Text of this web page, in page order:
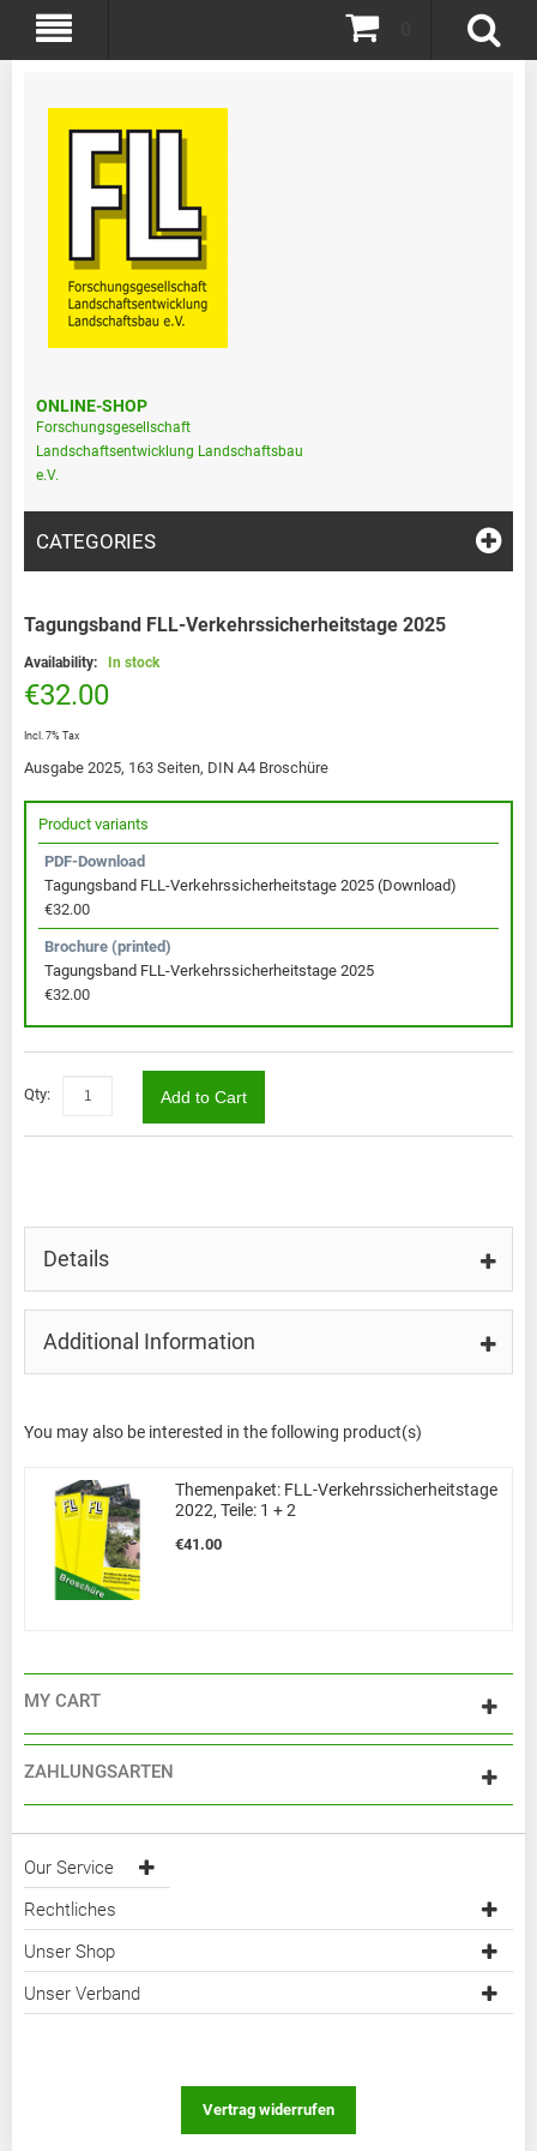
ONLINE-SHOP
Forschungsgesellschaft
Landschaftsentwicklung Landschaftsbau
e.V.
CATEGORIES
Tagungsband FLL-Verkehrssicherheitstage 2025
Availability: In stock
€32.00
Incl. 7% Tax
Ausgabe 2025, 163 Seiten, DIN A4 Broschüre
Product variants
PDF-Download
Tagungsband FLL-Verkehrssicherheitstage 2025 (Download)
€32.00
Brochure (printed)
Tagungsband FLL-Verkehrssicherheitstage 2025
€32.00
Qty: Add to Cart
Details
Additional Information
You may also be interested in the following product(s)
Themenpaket: FLL-Verkehrssicherheitstage
2022, Teile: 1 + 2
€41.00
MY CART
ZAHLUNGSARTEN
Our Service
Rechtliches
Unser Shop
Unser Verband
Vertrag widerrufen